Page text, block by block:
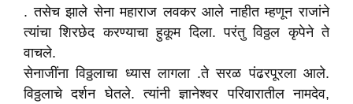
. तसेच झाले सेना महाराज लवकर आले नाहीत म्हणून राजांने
त्यांचा शिरछेद करण्याचा हुकूम दिला. परंतु विठ्ठल कृपेने ते
वाचले.
सेनाजींना विठ्ठलाचा ध्यास लागला .ते सरळ पंढरपूरला आले.
विठ्ठलाचे दर्शन घेतले. त्यांनी ज्ञानेश्वर परिवारातील नामदेव,